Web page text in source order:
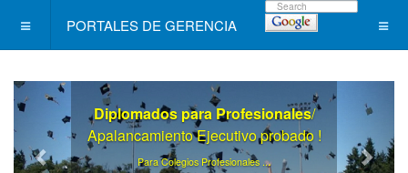
PORTALES DE GERENCIA
Diplomados para Profesionales/
Apalancamiento Ejecutivo probado !
Para Colegios Profesionales ...